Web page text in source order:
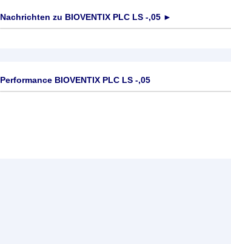
Nachrichten zu BIOVENTIX PLC LS -,05 ►
Performance BIOVENTIX PLC LS -,05